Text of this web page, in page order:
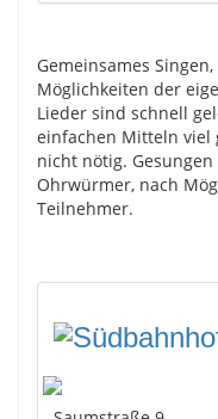
Gemeinsames
Möglichkeiten der
Lieder sind schnell
einfachen Mitteln viel
nicht nötig.
Ohrwürmer, nach
Teilnehmer.